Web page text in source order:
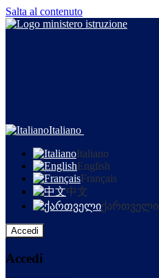
Salta al contenuto
Italiano
Italiano
English
Français
中文
ქართველი
Accedi
Accedi